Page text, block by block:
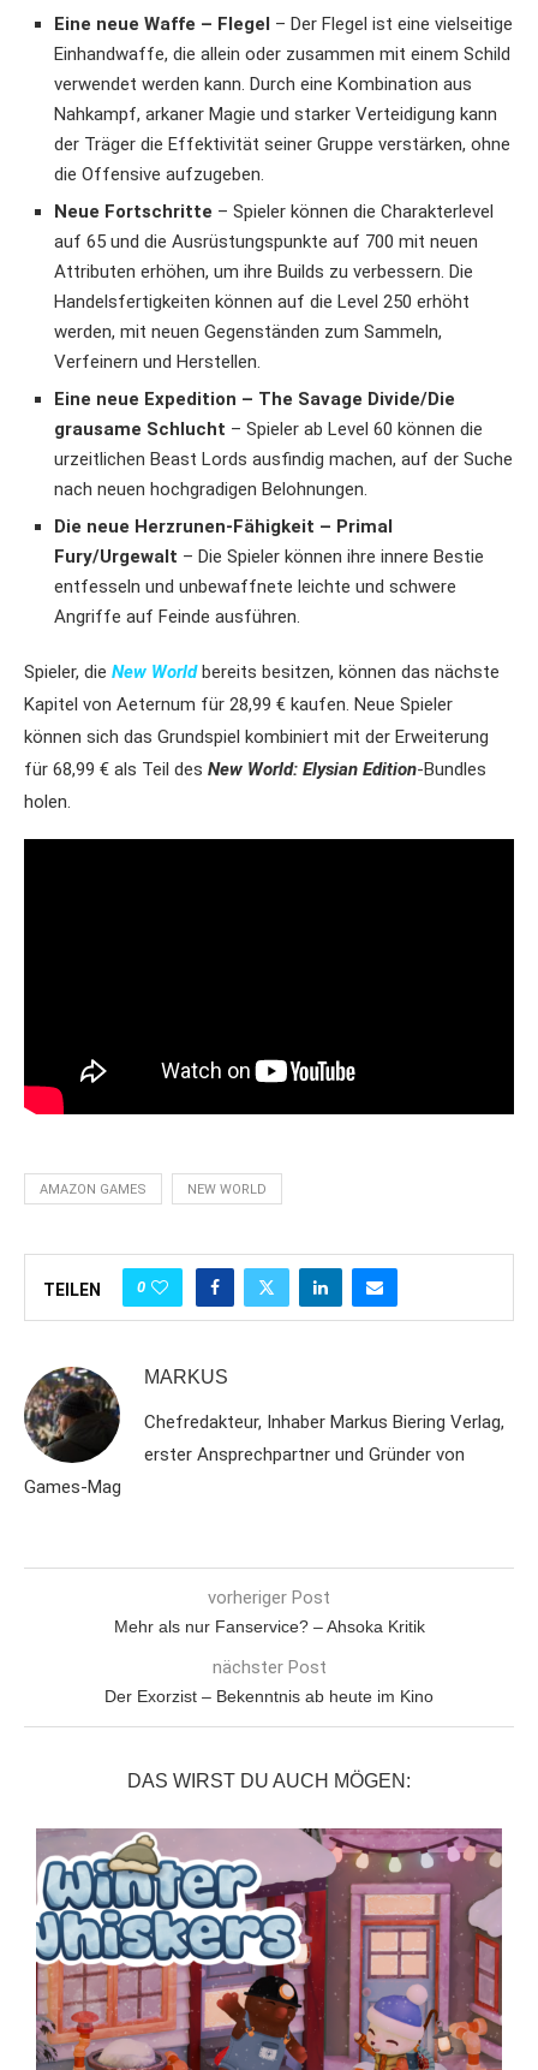
Eine neue Waffe – Flegel – Der Flegel ist eine vielseitige
Einhandwaffe, die allein oder zusammen mit einem Schild
verwendet werden kann. Durch eine Kombination aus
Nahkampf, arkaner Magie und starker Verteidigung kann
der Träger die Effektivität seiner Gruppe verstärken, ohne
die Offensive aufzugeben.
Neue Fortschritte – Spieler können die Charakterlevel
auf 65 und die Ausrüstungspunkte auf 700 mit neuen
Attributen erhöhen, um ihre Builds zu verbessern. Die
Handelsfertigkeiten können auf die Level 250 erhöht
werden, mit neuen Gegenständen zum Sammeln,
Verfeinern und Herstellen.
Eine neue Expedition – The Savage Divide/Die
grausame Schlucht – Spieler ab Level 60 können die
urzeitlichen Beast Lords ausfindig machen, auf der Suche
nach neuen hochgradigen Belohnungen.
Die neue Herzrunen-Fähigkeit – Primal
Fury/Urgewalt – Die Spieler können ihre innere Bestie
entfesseln und unbewaffnete leichte und schwere
Angriffe auf Feinde ausführen.
Spieler, die New World bereits besitzen, können das nächste
Kapitel von Aeternum für 28,99 € kaufen. Neue Spieler
können sich das Grundspiel kombiniert mit der Erweiterung
für 68,99 € als Teil des New World: Elysian Edition-Bundles
holen.
AMAZON GAMES NEW WORLD
TEILEN 0
MARKUS
Chefredakteur, Inhaber Markus Biering Verlag,
erster Ansprechpartner und Gründer von
Games-Mag
vorheriger Post
Mehr als nur Fanservice? – Ahsoka Kritik
nächster Post
Der Exorzist – Bekenntnis ab heute im Kino
DAS WIRST DU AUCH MÖGEN: